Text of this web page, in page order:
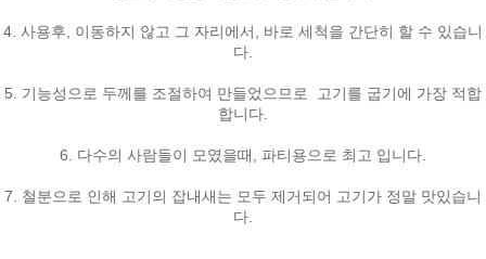
4. 사용후, 이동하지 않고 그 자리에서, 바로 세척을 간단히 할 수 있습니
다.
5. 기능성으로 두께를 조절하여 만들었으므로 고기를 굽기에 가장 적합
합니다.
6. 다수의 사람들이 모였을때, 파티용으로 최고 입니다.
7. 철분으로 인해 고기의 잡내새는 모두 제거되어 고기가 정말 맛있습니
다.